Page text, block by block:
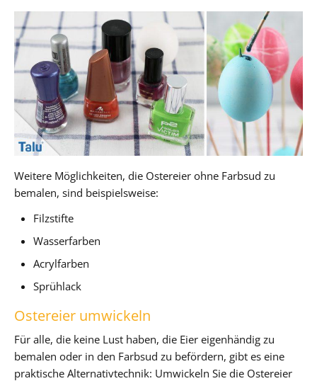
Weitere Möglichkeiten, die Ostereier ohne Farbsud zu
bemalen, sind beispielsweise:
Filzstifte
Wasserfarben
Acrylfarben
Sprühlack
Ostereier umwickeln
Für alle, die keine Lust haben, die Eier eigenhändig zu
bemalen oder in den Farbsud zu befördern, gibt es eine
praktische Alternativtechnik: Umwickeln Sie die Ostereier